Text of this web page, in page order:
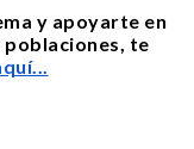
y apoyarte en
poblaciones, te